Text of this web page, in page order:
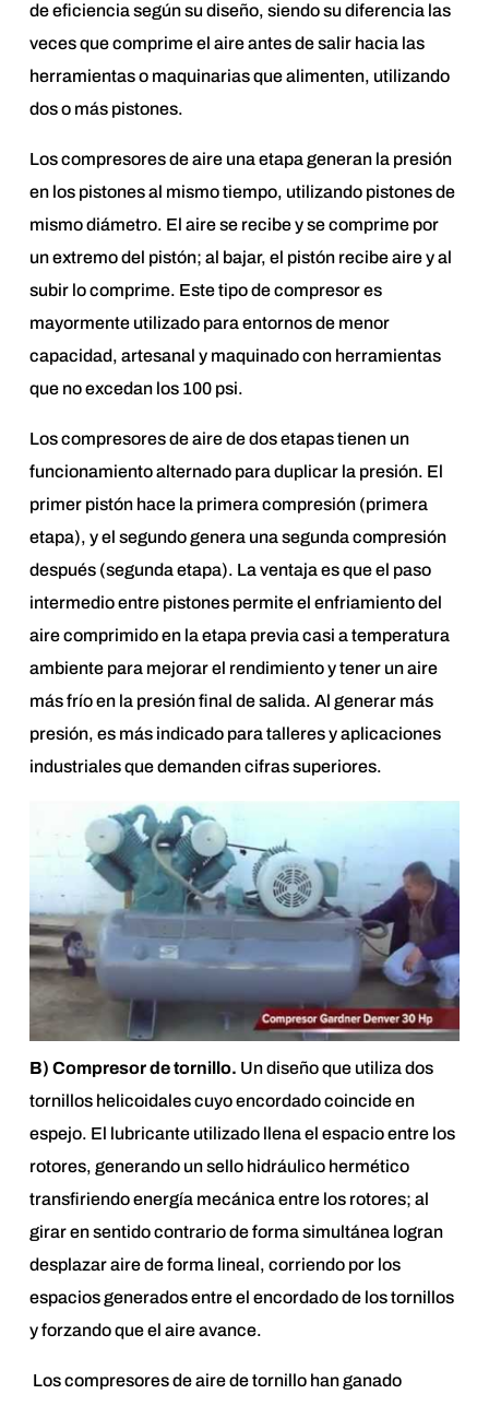
de eficiencia según su diseño, siendo su diferencia las
veces que comprime el aire antes de salir hacia las
herramientas o maquinarias que alimenten, utilizando
dos o más pistones.
Los compresores de aire una etapa generan la presión
en los pistones al mismo tiempo, utilizando pistones de
mismo diámetro. El aire se recibe y se comprime por
un extremo del pistón; al bajar, el pistón recibe aire y al
subir lo comprime. Este tipo de compresor es
mayormente utilizado para entornos de menor
capacidad, artesanal y maquinado con herramientas
que no excedan los 100 psi.
Los compresores de aire de dos etapas tienen un
funcionamiento alternado para duplicar la presión. El
primer pistón hace la primera compresión (primera
etapa), y el segundo genera una segunda compresión
después (segunda etapa). La ventaja es que el paso
intermedio entre pistones permite el enfriamiento del
aire comprimido en la etapa previa casi a temperatura
ambiente para mejorar el rendimiento y tener un aire
más frío en la presión final de salida. Al generar más
presión, es más indicado para talleres y aplicaciones
industriales que demanden cifras superiores.
B) Compresor de tornillo. Un diseño que utiliza dos
tornillos helicoidales cuyo encordado coincide en
espejo. El lubricante utilizado llena el espacio entre los
rotores, generando un sello hidráulico hermético
transfiriendo energía mecánica entre los rotores; al
girar en sentido contrario de forma simultánea logran
desplazar aire de forma lineal, corriendo por los
espacios generados entre el encordado de los tornillos
y forzando que el aire avance.
Los compresores de aire de tornillo han ganado